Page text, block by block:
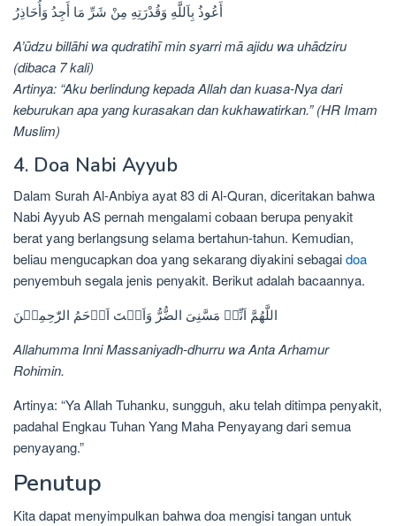
أَعُوذُ بِاَللَّهِ وَقُدْرَتِهِ مِنْ شَرِّ مَا أَجِدُ وَأُحَاذِرُ
A’ūdzu billāhi wa qudratihī min syarri mā ajidu wa uhādziru
(dibaca 7 kali)
Artinya: “Aku berlindung kepada Allah dan kuasa-Nya dari
keburukan apa yang kurasakan dan kukhawatirkan.” (HR Imam
Muslim)
4. Doa Nabi Ayyub
Dalam Surah Al-Anbiya ayat 83 di Al-Quran, diceritakan bahwa
Nabi Ayyub AS pernah mengalami cobaan berupa penyakit
berat yang berlangsung selama bertahun-tahun. Kemudian,
beliau mengucapkan doa yang sekarang diyakini sebagaidoa
penyembuh segala jenis penyakit. Berikut adalah bacaannya.
اللَّهُمَّ اَنِّىۡ مَسَّنِىَ الضُّرُّ وَاَنۡتَ اَرۡحَمُ الرّٰحِمِيۡنَ
Allahumma Inni Massaniyadh-dhurru wa Anta Arhamur
Rohimin.
Artinya: “Ya Allah Tuhanku, sungguh, aku telah ditimpa penyakit,
padahal Engkau Tuhan Yang Maha Penyayang dari semua
penyayang.”
Penutup
Kita dapat menyimpulkan bahwa doa mengisi tangan untuk